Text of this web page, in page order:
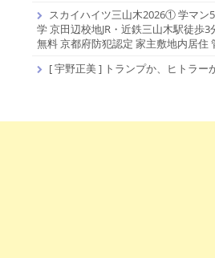
スカイハイツ三山木2026① 学マン
学 京田辺校地JR・近鉄三山木駅徒歩3
無料 京都府防犯認定 家主敷地内居住
[ 宇野正美 ] トランプか、ヒトラー